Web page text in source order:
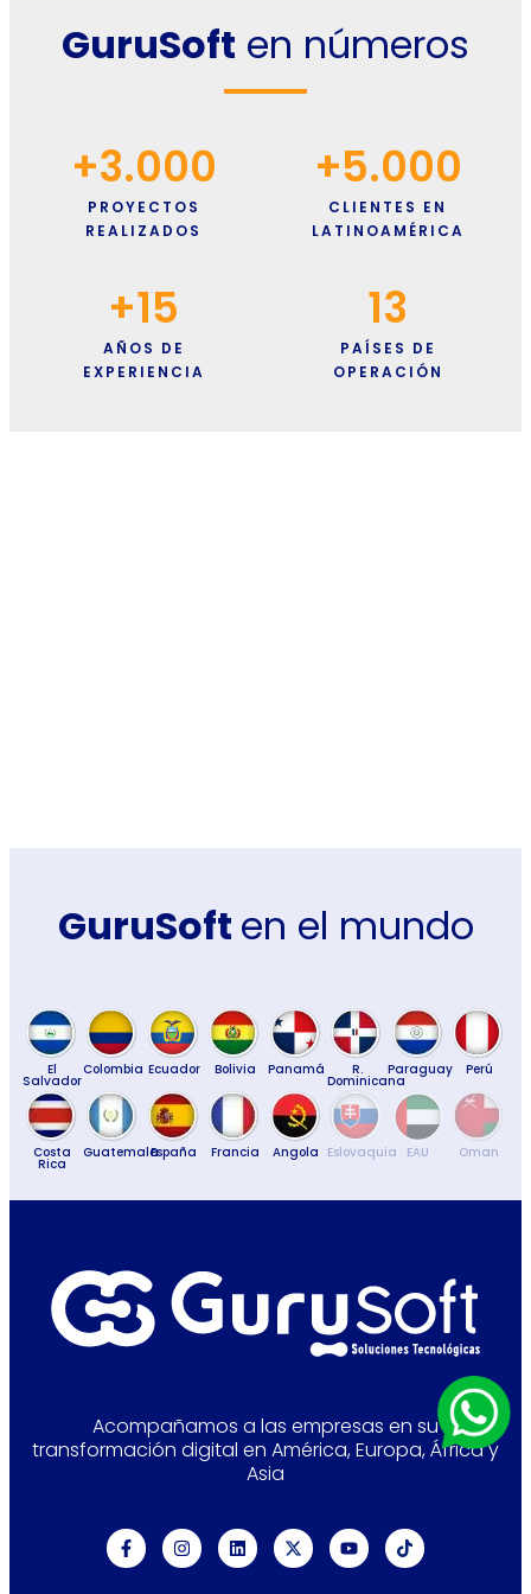
GuruSoft en números
PROYECTOS
REALIZADOS
+3.000
CLIENTES EN
LATINOAMÉRICA
+5.000
AÑOS DE
EXPERIENCIA
+15
PAÍSES DE
OPERACIÓN
13
GuruSoft en el mundo
El
Salvador
Colombia Ecuador Bolivia Panamá R.
Dominicana
Paraguay Perú
Costa
Rica
GuatemalaEspaña Francia Angola Eslovaquia EAU Oman
Acompañamos a las empresas en su
transformación digital en América, Europa, África y
Asia